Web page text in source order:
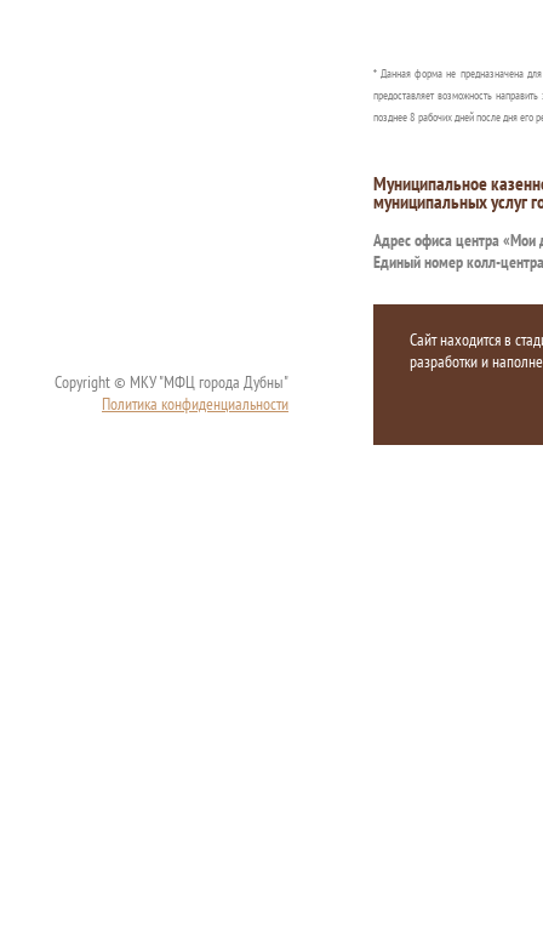
* Данная форма не предназначена
предоставляет возможность
позднее 8 рабочих дней после дня его
Муниципальное
муниципальных услуг
Адрес офиса центра «Мои
Единый номер колл-
Copyright © МКУ "МФЦ города Дубны"
Политика конфиденциальности
Сайт находится в
разработки и